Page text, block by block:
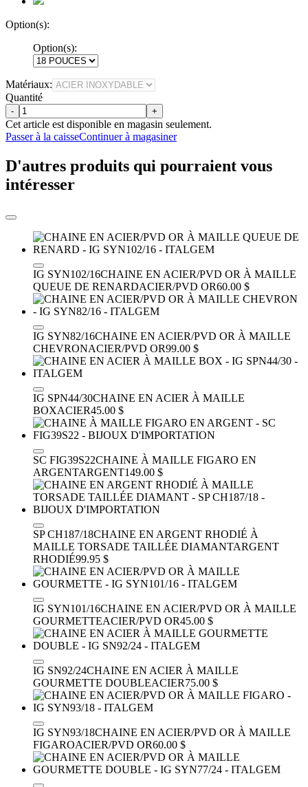
Option(s):
Option(s):
Matériaux:
Quantité
- +
Cet article est disponible en magasin seulement.
Passer à la caisseContinuer à magasiner
D'autres produits qui pourraient vous
intéresser
IG SYN102/16CHAINE EN ACIER/PVD OR À MAILLE
QUEUE DE RENARDACIER/PVD OR60.00 $
IG SYN82/16CHAINE EN ACIER/PVD OR À MAILLE
CHEVRONACIER/PVD OR99.00 $
IG SPN44/30CHAINE EN ACIER À MAILLE
BOXACIER45.00 $
SC FIG39S22CHAINE À MAILLE FIGARO EN
ARGENTARGENT149.00 $
SP CH187/18CHAINE EN ARGENT RHODIÉ À
MAILLE TORSADE TAILLÉE DIAMANTARGENT
RHODIÉ99.95 $
IG SYN101/16CHAINE EN ACIER/PVD OR À MAILLE
GOURMETTEACIER/PVD OR45.00 $
IG SN92/24CHAINE EN ACIER À MAILLE
GOURMETTE DOUBLEACIER75.00 $
IG SYN93/18CHAINE EN ACIER/PVD OR À MAILLE
FIGAROACIER/PVD OR60.00 $